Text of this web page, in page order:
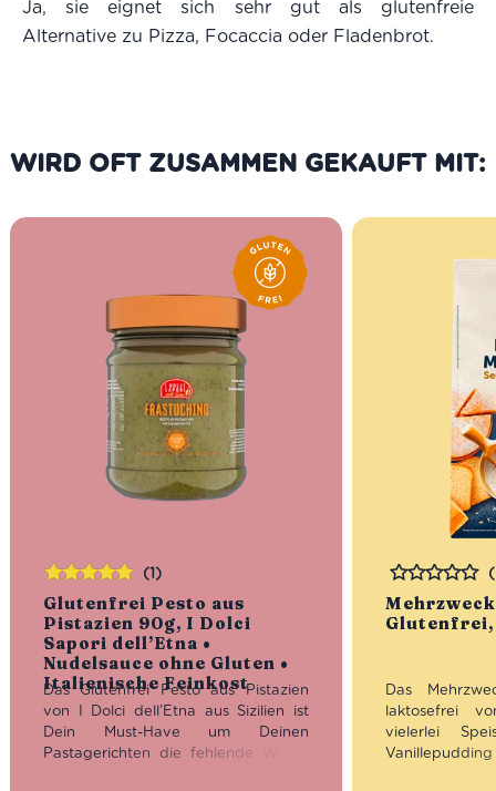
Ja, sie eignet sich sehr gut als glutenfreie
Alternative zu Pizza, Focaccia oder Fladenbrot.
WIRD OFT ZUSAMMEN GEKAUFT MIT:
Glutenfrei Pesto aus
Pistazien 90g, I Dolci
Sapori dell’Etna •
Nudelsauce ohne Gluten •
Italienische Feinkost
(1)
Das Glutenfrei Pesto aus Pistazien
von I Dolci dell’Etna aus Sizilien ist
Dein Must-Have um Deinen
Pastagerichten die fehlende Würze
Bewertet
mit5.00von
5
Bewertet
Das
laktosefrei
vielerlei